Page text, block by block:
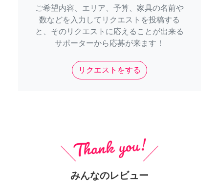
ご希望内容、エリア、予算、家具の名前や
数などを入力してリクエストを投稿する
と、そのリクエストに応えることが出来る
サポーターから応募が来ます！
リクエストをする
みんなのレビュー